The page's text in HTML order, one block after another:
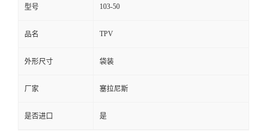
型号 103-50
品名 TPV
外形尺寸 袋装
厂家 塞拉尼斯
是否进口 是